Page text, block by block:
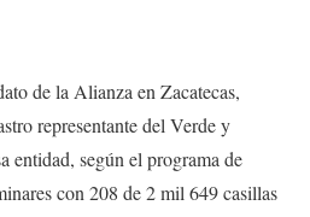
de la Alianza en Zacatecas,
representante del Verde y
entidad, según el programa de
con 208 de 2 mil 649 casillas